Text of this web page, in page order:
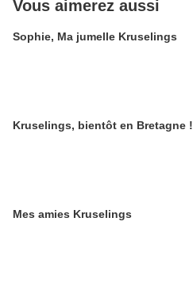
Vous aimerez aussi
Sophie, Ma jumelle Kruselings
Kruselings, bientôt en Bretagne !
Mes amies Kruselings